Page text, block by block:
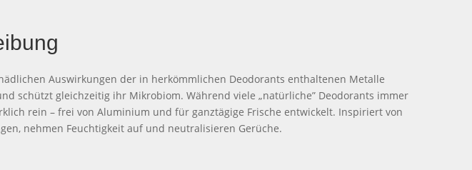
Deodorant
Menge
Auswirkungen der in herkömmlichen Deodorants enthaltenen Metalle
schützt gleichzeitig ihr Mikrobiom. Während viele „natürliche” Deodorants immer
rein – frei von Aluminium und für ganztägige Frische entwickelt. Inspiriert von
nehmen Feuchtigkeit auf und neutralisieren Gerüche.